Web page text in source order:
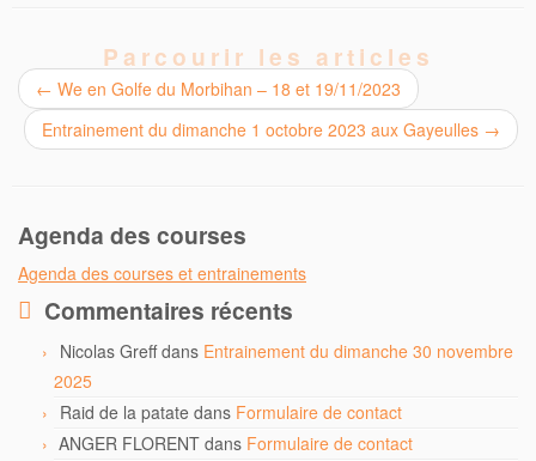
Parcourir les articles
← We en Golfe du Morbihan – 18 et 19/11/2023
Entrainement du dimanche 1 octobre 2023 aux Gayeulles →
Agenda des courses
Agenda des courses et entrainements
Commentaires récents
Nicolas Greffdans Entrainement du dimanche 30 novembre
2025
Raid de la patate dans Formulaire de contact
ANGER FLORENT dans Formulaire de contact